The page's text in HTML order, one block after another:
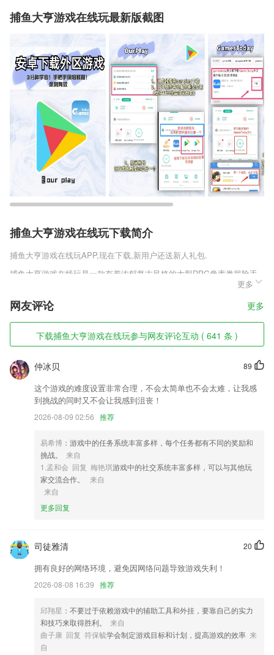
捕鱼大亨游戏在线玩最新版截图
捕鱼大亨游戏在线玩下载简介
捕鱼大亨游戏在线玩APP,现在下载,新用户还送新人礼包.
捕鱼大亨游戏在线玩是一款有着浓郁复古风格的大型RPG像素类冒险手
游，游戏采用日系RPG的可爱像素人物加上帅气的人物立绘，为玩家们
塑造不同的主角形象，游戏的玩法都有着不同寻常的趣味手感，而且每一
个角色都有着自己的故事，游戏可以肝，也可以随意休闲游玩，主要就是
为玩家奉上无尽乐趣。
捕鱼大亨游戏在线玩软件特色
1,通过这些功能模块，小说创作者可以提高自己的写作效率。
2,【教学形式】
3,有着超多健康促进、疾病防治等资讯是大家可以轻松掌握的；
4,【免费图书】每日为读书人提供各种不同的免费正版图书，包括*费原
5,全面收录数千个考试科目、考试试题、模拟题库、历年真题、答案解析
6,繁简转换工具：使用opencc开源代码实现高质量的繁简转换，让您可
以无忧地进行繁简互换。
捕鱼大亨游戏在线玩软件优势
2.支持视频下载，离线观看。
3.全文翻译，多个语种互译，随时全球通；
4.提供的功能非常全面，无论您有基础还是没有基础，都可以获得专业的
英语指导
5.形状画 有趣、可爱多形状画，孩子们最喜欢的创意绘画课！尊重儿童
的天性，把学习画画变成有趣的游戏，从孩子的兴趣出发，简单的形状拼
合成有趣的画。让绘画变的简单有趣。涂鸦是小孩子的最爱，如果家长没
有时间陪孩子一起玩，孩子也会自己拿起笔来涂鸦，因为画画就是这么简
更多
网友评论 更多
下载捕鱼大亨游戏在线玩参与网友评论互动 ( 641 条 )
89
仲冰贝
这个游戏的难度设置非常合理，不会太简单也不会太难，让我感
到挑战的同时又不会让我感到沮丧！
2026-08-09 02:56 推荐
易希博 ：游戏中的任务系统丰富多样，每个任务都有不同的奖励和
挑战。
来自
1.孟和会 回复 梅艳琪游戏中的社交系统丰富多样，可以与其他玩
家交流合作。
来自
来自
更多回复
20
司徒雅清
拥有良好的网络环境，避免因网络问题导致游戏失利！
2026-08-08 16:39 推荐
邱翔星 ：不要过于依赖游戏中的辅助工具和外挂，要靠自己的实力
和技巧来取得胜利。
来自
曲子康 回复 符保毓学会制定游戏目标和计划，提高游戏的效率 来
自